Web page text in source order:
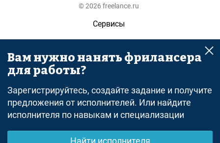
© 2026 freelance.ru
Сервисы
Помощь
Поиск
Оферта
Политика конфиденциальности
Дисклеймер о ЗоЗПП
Вам нужно нанять фрилансера
для работы?
Зарегистрируйтесь, создайте задание и получите
предложения от исполнителей. Или найдите
исполнителя по навыкам и специализации
Найти исполнителя